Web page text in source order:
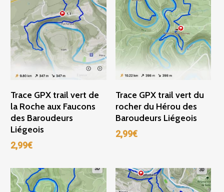
Ajouter Au Panier
Trace GPX trail vert de
la Roche aux Faucons
des Baroudeurs
Liégeois
2,99€
Ajouter Au Panier
Trace GPX trail vert du
rocher du Hérou des
Baroudeurs Liégeois
2,99€